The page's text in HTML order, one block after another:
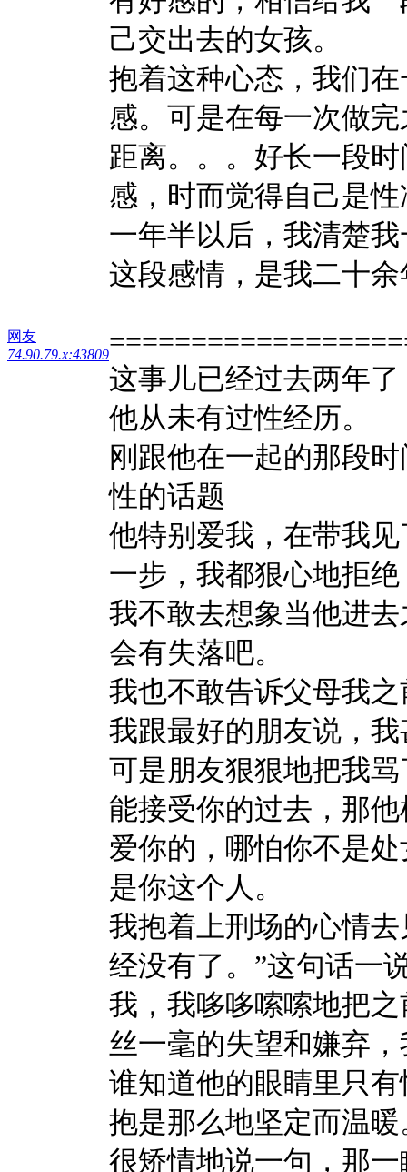
网友
74.90.79.x:43809
己交出去的女孩。
抱着这种心态，我们
感。可是在每一次做
距离。。。好长一段
感，时而觉得自己是
一年半以后，我清楚
这段感情，是我二十
这事儿已经过去两年
他从未有过性经历。
刚跟他在一起的那段
性的话题
他特别爱我，在带我
一步，我都狠心地拒绝
我不敢去想象当他进
会有失落吧。
我也不敢告诉父母我
我跟最好的朋友说，
可是朋友狠狠地把我
能接受你的过去，那
爱你的，哪怕你不是
是你这个人。
我抱着上刑场的心情
经没有了。”这句话一
我，我哆哆嗦嗦地把
丝一毫的失望和嫌弃
谁知道他的眼睛里只
抱是那么地坚定而温暖
很矫情地说一句，那